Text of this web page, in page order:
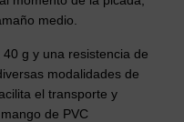
medio.
g y una resistencia de
modalidades de
el transporte y
de PVC